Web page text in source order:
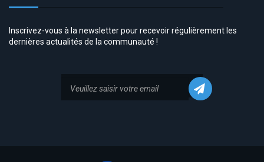
Inscrivez-vous à la newsletter pour recevoir régulièrement les
dernières actualités de la communauté !